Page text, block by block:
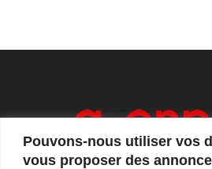
Pouvons-nous utiliser vos
vous proposer des